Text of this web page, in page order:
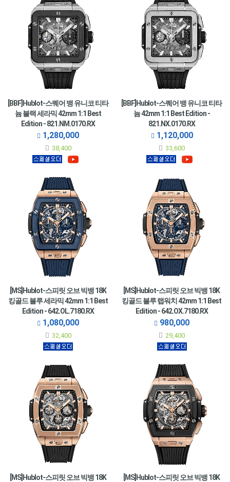
[BBF]Hublot-스퀘어 뱅 유니코 티타
늄 블랙 세라믹 42mm 1:1 Best
Edition - 821.NM.0170.RX
1,280,000
38,400
[BBF]Hublot-스퀘어 뱅 유니코 티타
늄 42mm 1:1 Best Edition -
821.NX.0170.RX
1,120,000
33,600
[MS]Hublot-스피릿 오브 빅뱅 18K
킹골드 블루 세라믹 42mm 1:1 Best
Edition - 642.OL.7180.RX
1,080,000
32,400
[MS]Hublot-스피릿 오브 빅뱅 18K
킹골드 블루 랩워치 42mm 1:1 Best
Edition - 642.OX.7180.RX
980,000
29,400
[MS]Hublot-스피릿 오브 빅뱅 18K
[MS]Hublot-스피릿 오브 빅뱅 18K